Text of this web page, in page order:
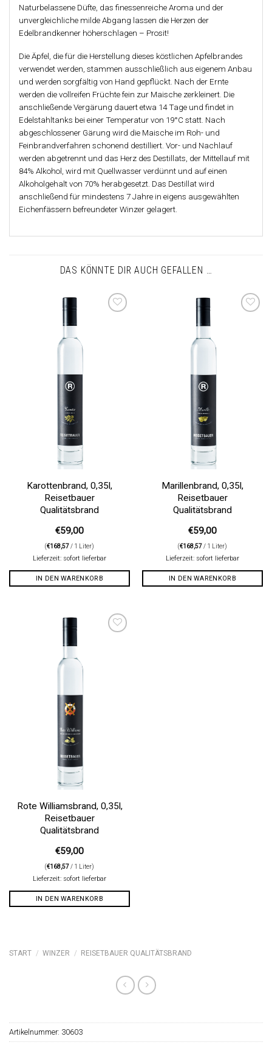
Naturbelassene Düfte, das finessenreiche Aroma und der
unvergleichliche milde Abgang lassen die Herzen der
Edelbrandkenner höherschlagen – Prosit!
Die Äpfel, die für die Herstellung dieses köstlichen Apfelbrandes
verwendet werden, stammen ausschließlich aus eigenem Anbau
und werden sorgfältig von Hand gepflückt. Nach der Ernte
werden die vollreifen Früchte fein zur Maische zerkleinert. Die
anschließende Vergärung dauert etwa 14 Tage und findet in
Edelstahltanks bei einer Temperatur von 19°C statt. Nach
abgeschlossener Gärung wird die Maische im Roh- und
Feinbrandverfahren schonend destilliert. Vor- und Nachlauf
werden abgetrennt und das Herz des Destillats, der Mittellauf mit
84% Alkohol, wird mit Quellwasser verdünnt und auf einen
Alkoholgehalt von 70% herabgesetzt. Das Destillat wird
anschließend für mindestens 7 Jahre in eigens ausgewählten
Eichenfässern befreundeter Winzer gelagert.
DAS KÖNNTE DIR AUCH GEFALLEN …
Karottenbrand, 0,35l,
Reisetbauer
Qualitätsbrand
€59,00
(€168,57 / 1 Liter)
Lieferzeit: sofort lieferbar
IN DEN WARENKORB
Marillenbrand, 0,35l,
Reisetbauer
Qualitätsbrand
€59,00
(€168,57 / 1 Liter)
Lieferzeit: sofort lieferbar
IN DEN WARENKORB
Rote Williamsbrand, 0,35l,
Reisetbauer
Qualitätsbrand
€59,00
(€168,57 / 1 Liter)
Lieferzeit: sofort lieferbar
IN DEN WARENKORB
START / WINZER / REISETBAUER QUALITÄTSBRAND
Artikelnummer: 30603